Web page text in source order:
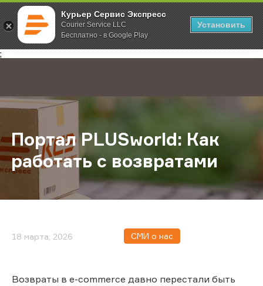
Курьер Сервис Экспресс
Courier Service LLC
Бесплатно - в Google Play
Установить
;
Главная О компании Новости Портал PLUSworld: Как работать с
Портал PLUSworld: Как
работать с возвратами
18 марта, 2026 СМИ о нас
Возвраты в e-commerce давно перестали быть